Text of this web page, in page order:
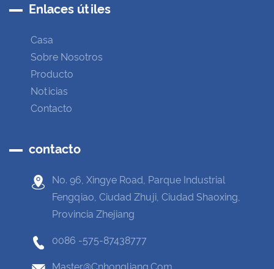
Enlaces útiles
Casa
Sobre Nosotros
Producto
Noticias
Contacto
contacto
No. 96, Xingye Road, Parque Industrial
Fengqiao, Ciudad Zhuji, Ciudad Shaoxing,
Provincia Zhejiang
0086 -575-87438777